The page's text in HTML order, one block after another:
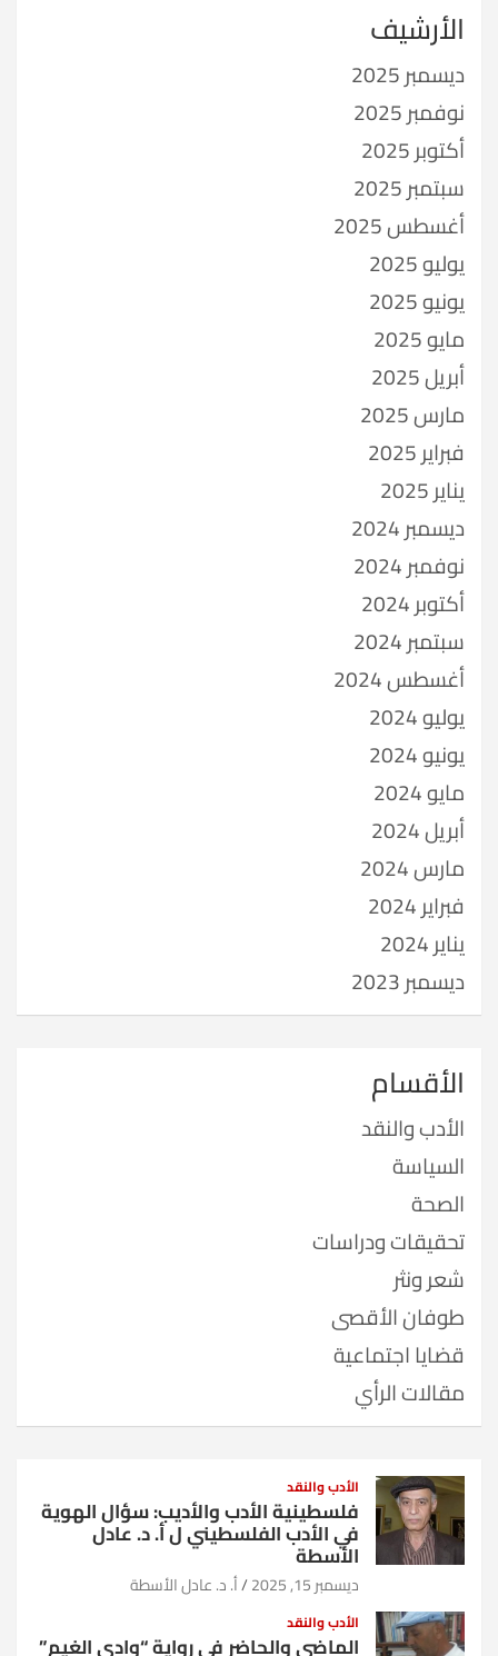
الأرشيف
ديسمبر 2025
نوفمبر 2025
أكتوبر 2025
سبتمبر 2025
أغسطس 2025
يوليو 2025
يونيو 2025
مايو 2025
أبريل 2025
مارس 2025
فبراير 2025
يناير 2025
ديسمبر 2024
نوفمبر 2024
أكتوبر 2024
سبتمبر 2024
أغسطس 2024
يوليو 2024
يونيو 2024
مايو 2024
أبريل 2024
مارس 2024
فبراير 2024
يناير 2024
ديسمبر 2023
الأقسام
الأدب والنقد
السياسة
الصحة
تحقيقات ودراسات
شعر ونثر
طوفان الأقصى
قضايا اجتماعية
مقالات الرأي
الأدب والنقد
فلسطينية الأدب والأديب: سؤال الهوية
في الأدب الفلسطيني ل أ. د. عادل
الأسطة
ديسمبر 15, 2025 أ. د. عادل الأسطة
الأدب والنقد
الماضي والحاضر في رواية “وادي الغيم”